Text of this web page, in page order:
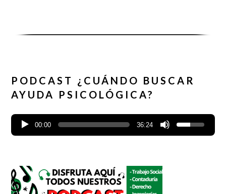
PODCAST ¿CUÁNDO BUSCAR
AYUDA PSICOLÓGICA?
00:00 36:24